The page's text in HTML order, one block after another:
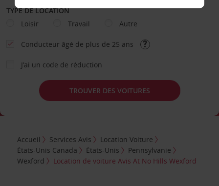
TYPE DE LOCATION
Loisir
Travail Autre
Conducteur âgé de plus de 25 ans
J’ai un code de réduction
TROUVER DES VOITURES
Accueil Services Avis
Location Voiture
États-Unis Canada
États-Unis
Pennsylvanie
Wexford
Location de voiture Avis At No Hills Wexford